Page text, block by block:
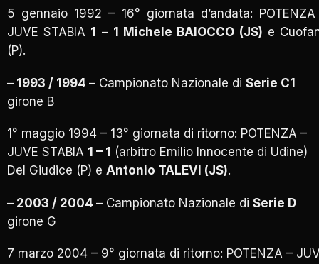
5 gennaio 1992 – 16° giornata d’andata:
JUVE STABIA 1 – 1 Michele BAIOCCO (JS) e
(P).
– 1993 / 1994 – Campionato Nazionale di Serie C1
girone B
1° maggio 1994 – 13° giornata di ritorno: POTENZA –
JUVE STABIA 1 – 1 (arbitro Emilio Innocente di Udine)
Del Giudice (P) e Antonio TALEVI (JS).
– 2003 / 2004 – Campionato Nazionale di Serie D
girone G
7 marzo 2004 – 9° giornata di ritorno: POTENZA –